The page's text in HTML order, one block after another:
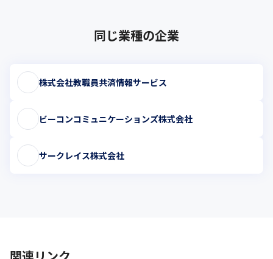
同じ業種の企業
株式会社教職員共済情報サービス
ビーコンコミュニケーションズ株式会社
サークレイス株式会社